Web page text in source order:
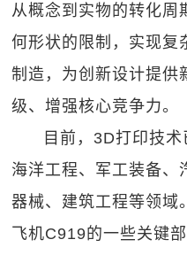
从概念到实物的转化周
何形状的限制，实现复
制造，为创新设计提供
级、增强核心竞争力。
目前，3D打印技术
海洋工程、军工装备、
器械、建筑工程等领域
飞机C919的一些关键